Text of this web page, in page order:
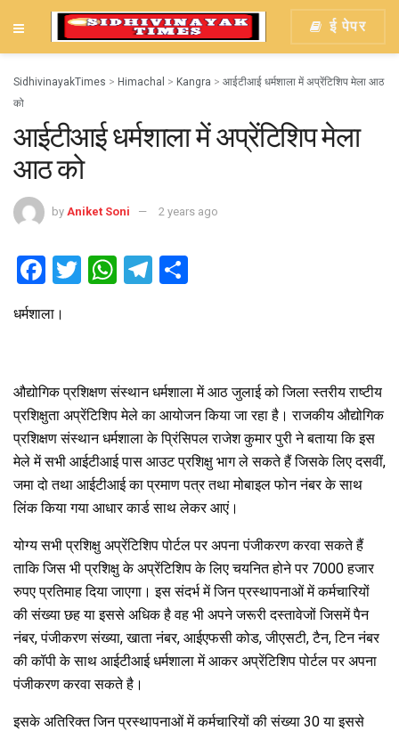
ई पेपर
SidhivinayakTimes > Himachal > Kangra > आईटीआई धर्मशाला में अप्रेंटिशिप मेला आठ
को
आईटीआई धर्मशाला में अप्रेंटिशिप मेला
आठ को
by Aniket Soni 2 years ago
F
ce
o
o
k
T
W
A
p
p
T
a
m
धर्मशाला।
औद्योगिक प्रशिक्षण संस्थान धर्मशाला में आठ जुलाई को जिला स्तरीय राष्टीय
प्रशिक्षुता अप्रेंटिशिप मेले का आयोजन किया जा रहा है। राजकीय औद्योगिक
प्रशिक्षण संस्थान धर्मशाला के प्रिंसिपल राजेश कुमार पुरी ने बताया कि इस
मेले में सभी आईटीआई पास आउट प्रशिक्षु भाग ले सकते हैं जिसके लिए दसवीं,
जमा दो तथा आईटीआई का प्रमाण पत्र तथा मोबाइल फोन नंबर के साथ
लिंक किया गया आधार कार्ड साथ लेकर आएं।
योग्य सभी प्रशिक्षु अप्रेंटिशिप पोर्टल पर अपना पंजीकरण करवा सकते हैं
ताकि जिस भी प्रशिक्षु के अप्रेंटिशिप के लिए चयनित होने पर 7000 हजार
रुपए प्रतिमाह दिया जाएगा। इस संदर्भ में जिन प्रस्थापनाओं में कर्मचारियों
की संख्या छह या इससे अधिक है वह भी अपने जरूरी दस्तावेजों जिसमें पैन
नंबर, पंजीकरण संख्या, खाता नंबर, आईएफसी कोड, जीएसटी, टैन, टिन नंबर
की कॉपी के साथ आईटीआई धर्मशाला में आकर अप्रेंटिशिप पोर्टल पर अपना
पंजीकरण करवा सकते है।
इसके अतिरिक्त जिन प्रस्थापनाओं में कर्मचारियों की संख्या 30 या इससे